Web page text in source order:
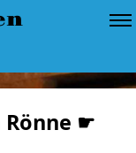
Rönne ☛